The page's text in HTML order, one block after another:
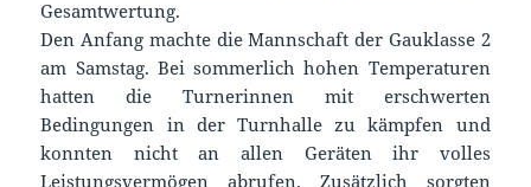
Gesamtwertung.
Den Anfang machte die Mannschaft der Gauklasse 2
am Samstag. Bei sommerlich hohen Temperaturen
hatten die Turnerinnen mit erschwerten
Bedingungen in der Turnhalle zu kämpfen und
konnten nicht an allen Geräten ihr volles
Leistungsvermögen abrufen. Zusätzlich sorgten